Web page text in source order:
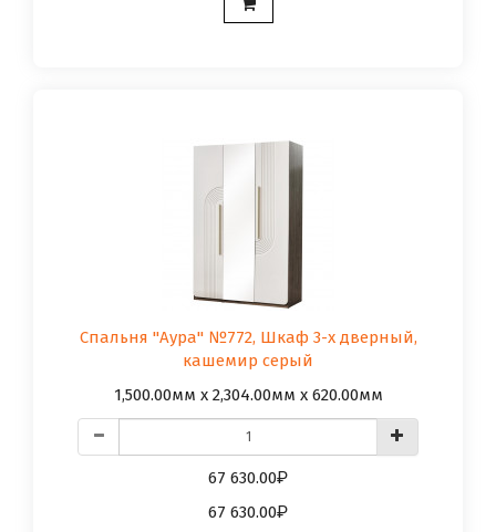
Спальня "Аура" №772, Шкаф 3-х дверный,
кашемир серый
1,500.00мм x 2,304.00мм x 620.00мм
67 630.00
67 630.00